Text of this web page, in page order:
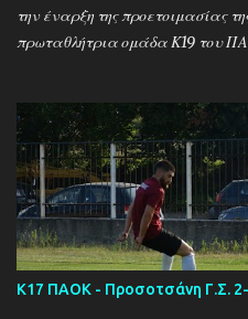
την έναρξη της προετοιμασίας
πρωταθλήτρια ομάδα Κ19 του
εκπροσωπήσουν την χώρα μας
έχουν ως νέο προπονητή τον
της Νάπολι Ομάρ Ελ Καντουρί!
αφού ολοκλήρωσε το πρώτο
μετακόμισε στη Δράμα όπου θα
Στο διάστημα της παραμονής
τα πρώτα της φιλικά παιχνίδια
Κ17 ΠΑΟΚ - Προσοτσάνη Γ.Σ.